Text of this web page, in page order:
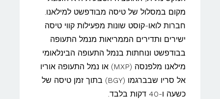
מקום במסלול של טיסה מבודפשט למילאנו.
חברות לואו-קוסט שונות מפעילות קווי טיסה
ישירים ותדירים הממריאות מנמל התעופה
בבודפשט ונוחתות בנמל התעופה הבינלאומי
מילאנו מלפנסה (MXP) או נמל התעופה אוריו
אל סריו שבברגמו (BGY) בתוך זמן טיסה של
כשעה ו-40 דקות בלבד.